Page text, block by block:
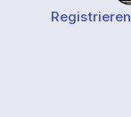
Registrieren